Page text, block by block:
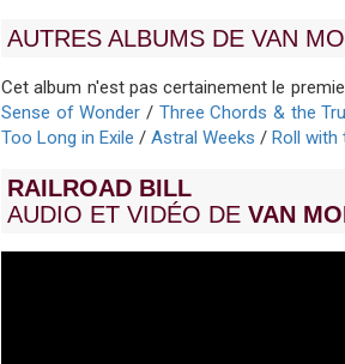
AUTRES ALBUMS DE VAN
Cet album n'est pas certainement le
Sense of Wonder / Three Chords & the
Too Long in Exile / Astral Weeks / Roll with
RAILROAD BILL
AUDIO ET VIDÉO DE VAN